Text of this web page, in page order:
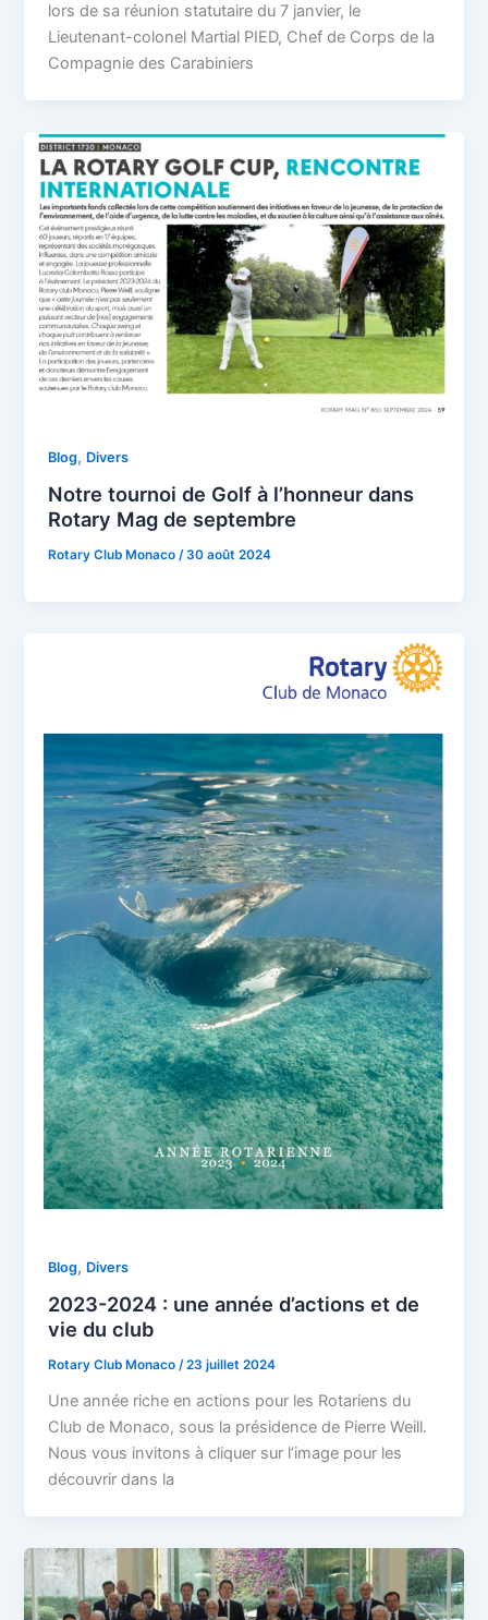
lors de sa réunion statutaire du 7 janvier, le
Lieutenant-colonel Martial PIED, Chef de Corps de la
Compagnie des Carabiniers
Blog, Divers
Notre tournoi de Golf à l’honneur dans
Rotary Mag de septembre
Rotary Club Monaco/30 août 2024
Blog, Divers
2023-2024 : une année d’actions et de
vie du club
Rotary Club Monaco/23 juillet 2024
Une année riche en actions pour les Rotariens du
Club de Monaco, sous la présidence de Pierre Weill.
Nous vous invitons à cliquer sur l’image pour les
découvrir dans la